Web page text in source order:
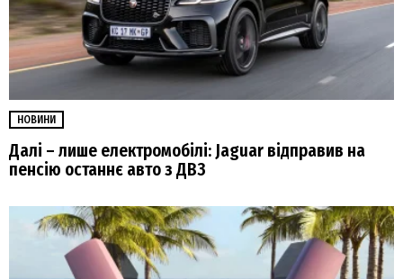
НОВИНИ
Далі – лише електромобілі: Jaguar відправив на
пенсію останнє авто з ДВЗ